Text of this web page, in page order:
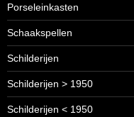
Porseleinkasten
Schaakspellen
Schilderijen
Schilderijen > 1950
Schilderijen < 1950